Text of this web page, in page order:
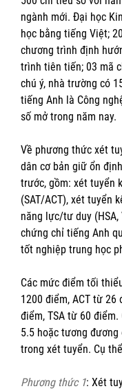
ngành mới. Đại học
học bằng tiếng Việt;
chương trình định
trình tiên tiến; 03 mã
chú ý, nhà trường có
tiếng Anh là Công
số mở trong năm nay.
Về phương thức xét
dân cơ bản giữ ổn
trước, gồm: xét tuyển
(SAT/ACT), xét tuyển
năng lực/tư duy (HSA,
chứng chỉ tiếng Anh
tốt nghiệp trung học
Các mức điểm tối
1200 điểm, ACT từ 26
điểm, TSA từ 60
5.5 hoặc tương
trong xét tuyển. Cụ
Phương thức 1: Xét